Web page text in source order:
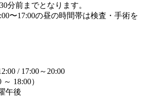
分前までとなります。
〜17:00の昼の時間帯は検査・手術を
/ 17:00～20:00
18:00）
午後